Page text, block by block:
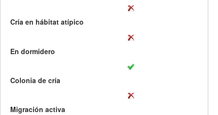
Cría en hábitat atípico
En dormidero
Colonia de cría
Migración activa